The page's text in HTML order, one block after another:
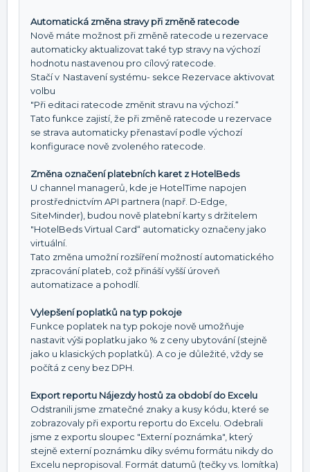
Automatická změna stravy při změně ratecode
Nově máte možnost při změně ratecode u rezervace
automaticky aktualizovat také typ stravy na výchozí
hodnotu nastavenou pro cílový ratecode.
Stačí v Nastavení systému- sekce Rezervace aktivovat
volbu
"Při editaci ratecode změnit stravu na výchozí.“
Tato funkce zajistí, že při změně ratecode u rezervace
se strava automaticky přenastaví podle výchozí
konfigurace nově zvoleného ratecode.
Změna označení platebních karet z HotelBeds
U channel managerů, kde je HotelTime napojen
prostřednictvím API partnera (např. D-Edge,
SiteMinder), budou nově platební karty s držitelem
"HotelBeds Virtual Card“ automaticky označeny jako
virtuální.
Tato změna umožní rozšíření možností automatického
zpracování plateb, což přináší vyšší úroveň
automatizace a pohodlí.
Vylepšení poplatků na typ pokoje
Funkce poplatek na typ pokoje nově umožňuje
nastavit výši poplatku jako % z ceny ubytování (stejně
jako u klasických poplatků). A co je důležité, vždy se
počítá z ceny bez DPH.
Export reportu Nájezdy hostů za období do Excelu
Odstranili jsme zmatečné znaky a kusy kódu, které se
zobrazovaly při exportu reportu do Excelu. Odebrali
jsme z exportu sloupec "Externí poznámka", který
stejně externí poznámku díky svému formátu nikdy do
Excelu nepropisoval. Formát datumů (tečky vs. lomítka)